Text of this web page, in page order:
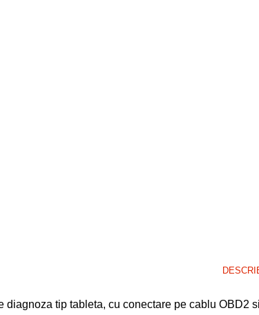
diagnoza tip tableta, cu conectare pe cablu